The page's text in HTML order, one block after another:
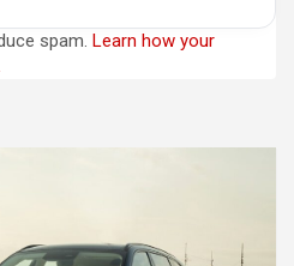
spam. Learn how your